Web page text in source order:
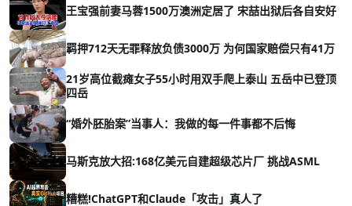
王宝强前妻马蓉1500万澳洲定居了 宋喆出狱后各自安好
羁押712天无罪释放负债3000万 为何国家赔偿只有41万
21岁高位截瘫女子55小时用双手爬上泰山 五岳中已登顶
四岳
“婚外胚胎案”当事人：我做的每一件事都不后悔
马斯克放大招:168亿美元自建超级芯片厂 挑战ASML
糟糕!ChatGPT和Claude「攻击」真人了